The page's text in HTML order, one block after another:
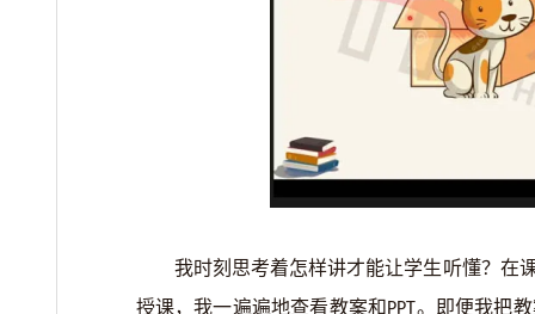
我时刻思考着怎样讲才能让学生听懂？在
授课，我一遍遍地查看教案和 PPT。即便我把